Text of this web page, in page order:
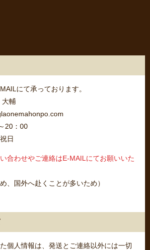
にて承っております。
大輔
20：00
日
合わせやご連絡はE-MAILにてお願いいた
、国外へ赴くことが多いため）
個人情報は、発送とご連絡以外には一切